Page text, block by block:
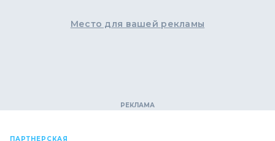
Место для вашей рекламы
ПАРТНЕРСКАЯ